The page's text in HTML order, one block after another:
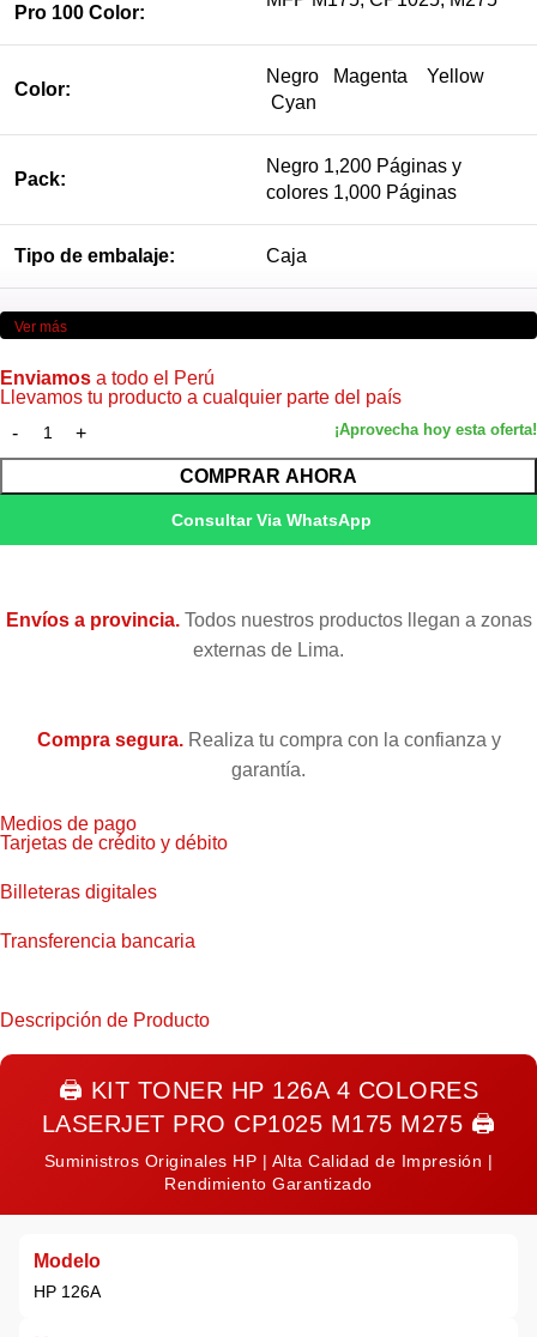
Pro 100 Color:
Color:
Negro Magenta Yellow
Cyan
Pack:
Negro 1,200 Páginas y
colores 1,000 Páginas
Tipo de embalaje: Caja
Imagen referencial*
Ver más
Enviamos a todo el Perú
Llevamos tu producto a cualquier parte del país
COMPRAR AHORA
Consultar Via WhatsApp
Envíos a provincia.Todos nuestros productos llegan a zonas
externas de Lima.
Compra segura.Realiza tu compra con la confianza y
garantía.
Medios de pago
Tarjetas de crédito y débito
Billeteras digitales
Transferencia bancaria
Descripción de Producto
🖨️ KIT TONER HP 126A 4 COLORES
LASERJET PRO CP1025 M175 M275 🖨️
Suministros Originales HP | Alta Calidad de Impresión |
Rendimiento Garantizado
Modelo
HP 126A